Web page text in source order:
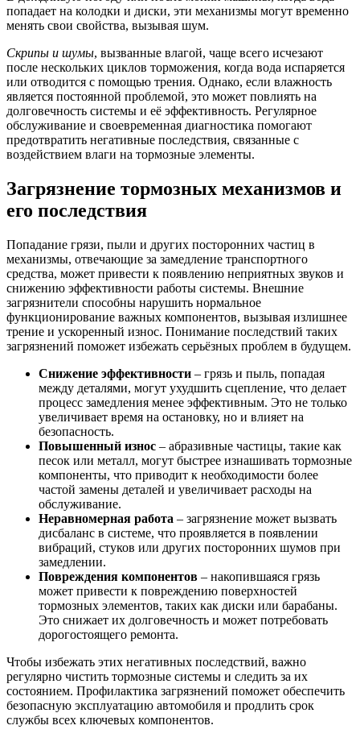
попадает на колодки и диски, эти механизмы могут временно
менять свои свойства, вызывая шум.
Скрипы и шумы, вызванные влагой, чаще всего исчезают
после нескольких циклов торможения, когда вода испаряется
или отводится с помощью трения. Однако, если влажность
является постоянной проблемой, это может повлиять на
долговечность системы и её эффективность. Регулярное
обслуживание и своевременная диагностика помогают
предотвратить негативные последствия, связанные с
воздействием влаги на тормозные элементы.
Загрязнение тормозных механизмов и
его последствия
Попадание грязи, пыли и других посторонних частиц в
механизмы, отвечающие за замедление транспортного
средства, может привести к появлению неприятных звуков и
снижению эффективности работы системы. Внешние
загрязнители способны нарушить нормальное
функционирование важных компонентов, вызывая излишнее
трение и ускоренный износ. Понимание последствий таких
загрязнений поможет избежать серьёзных проблем в будущем.
Снижение эффективности – грязь и пыль, попадая
между деталями, могут ухудшить сцепление, что делает
процесс замедления менее эффективным. Это не только
увеличивает время на остановку, но и влияет на
безопасность.
Повышенный износ – абразивные частицы, такие как
песок или металл, могут быстрее изнашивать тормозные
компоненты, что приводит к необходимости более
частой замены деталей и увеличивает расходы на
обслуживание.
Неравномерная работа – загрязнение может вызвать
дисбаланс в системе, что проявляется в появлении
вибраций, стуков или других посторонних шумов при
замедлении.
Повреждения компонентов – накопившаяся грязь
может привести к повреждению поверхностей
тормозных элементов, таких как диски или барабаны.
Это снижает их долговечность и может потребовать
дорогостоящего ремонта.
Чтобы избежать этих негативных последствий, важно
регулярно чистить тормозные системы и следить за их
состоянием. Профилактика загрязнений поможет обеспечить
безопасную эксплуатацию автомобиля и продлить срок
службы всех ключевых компонентов.